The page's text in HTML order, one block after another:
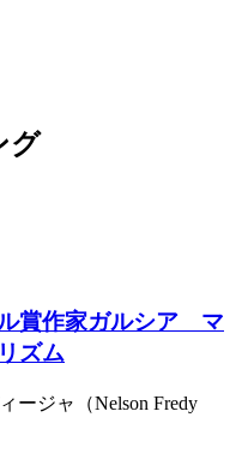
グ
賞作家ガルシア゠マ
ズム
ージャ（Nelson Fredy